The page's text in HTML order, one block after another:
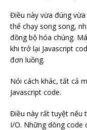
Điều này vừa đúng
thể chạy song song,
đồng bộ hóa chúng.
khi trở lại Javascript
đơn luồng.
Nói cách khác, tất cả
Javascript code.
Điều này rất tuyệt nếu
I/O. Những dòng code